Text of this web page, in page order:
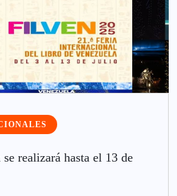
realizará hasta el 13 de